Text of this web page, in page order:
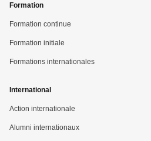
Formation
Formation continue
Formation initiale
Formations internationales
International
Action internationale
Alumni internationaux